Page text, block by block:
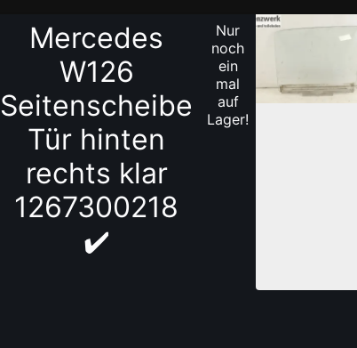
Mercedes
W126
Seitenscheibe
Tür hinten
rechts klar
1267300218
✔️
Nur
noch
ein
mal
auf
Lager!